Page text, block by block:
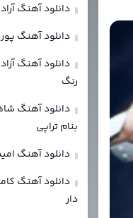
دانلود آهنگ
دانلود آهنگ
دانلود آهنگ
رنگ
دانلود آهنگ
بنام تراپی
دانلود آهنگ
دانلود آهنگ
دار